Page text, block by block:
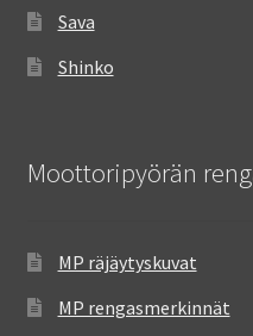
Sava
Shinko
Moottoripyörän
MP räjäytyskuvat
MP rengasmerkinnät